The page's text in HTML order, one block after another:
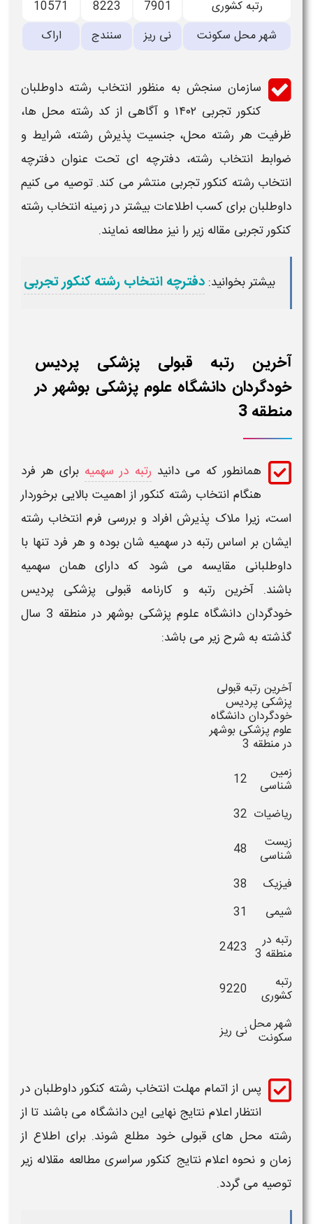
رتبه کشوری 7901
8223
10571
شهر محل سکونت
نی ریز سنندج اراک
سازمان سنجش به منظور انتخاب رشته داوطلبان
کنکور تجربی ۱۴۰۲ و آگاهی از کد رشته محل ها،
ظرفیت هر رشته محل، جنسیت پذیرش رشته، شرایط و
ضوابط انتخاب رشته، دفترچه ای تحت عنوان دفترچه
انتخاب رشته کنکور تجربی منتشر می کند. توصیه می کنیم
داوطلبان برای کسب اطلاعات بیشتر در زمینه انتخاب رشته
کنکور تجربی مقاله زیر را نیز مطالعه نمایند.
بیشتر بخوانید: دفترچه انتخاب رشته کنکور تجربی
آخرین رتبه قبولی پزشکی پردیس
خودگردان دانشگاه علوم پزشکی بوشهر در
منطقه 3
همانطور که می دانید رتبه در سهمیه برای هر فرد
هنگام انتخاب رشته کنکور از اهمیت بالایی برخوردار
است، زیرا ملاک پذیرش افراد و بررسی فرم انتخاب رشته
ایشان بر اساس رتبه در سهمیه شان بوده و هر فرد تنها با
داوطلبانی مقایسه می شود که دارای همان سهمیه
باشند.آخرین رتبه و کارنامه قبولی پزشکی پردیس
خودگردان دانشگاه علوم پزشکی بوشهر در منطقه 3
سال
گذشته به شرح زیر می باشد:
آخرین رتبه قبولی
پزشکی پردیس
خودگردان دانشگاه
علوم پزشکی بوشهر
در منطقه 3
زمین
شناسی
12
ریاضیات 32
زیست
شناسی
48
فیزیک
38
شیمی
31
رتبه در
منطقه 3
2423
رتبه
کشوری
9220
شهر محل
سکونت نی ریز
پس از اتمام مهلت انتخاب رشته کنکور داوطلبان در
انتظار اعلام نتایج نهایی ایندانشگاه می باشند تا از
رشته محل های قبولیخود مطلع شوند. برای اطلاع از
زمان و نحوه اعلام نتایج کنکور سراسری مطالعه مقلاله زیر
توصیه می گردد.